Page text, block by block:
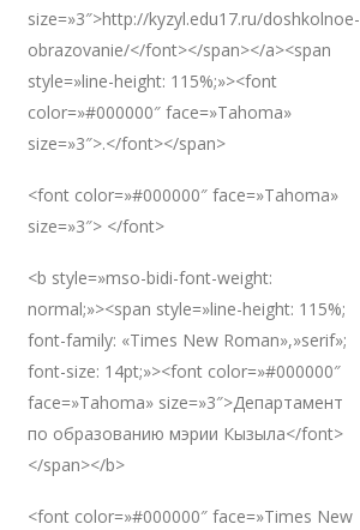
size=»3″>http://kyzyl.edu17.ru/doshkolnoe-
obrazovanie/</font></span></a><span
style=»line-height: 115%;»><font
color=»#000000″ face=»Tahoma»
size=»3″>.</font></span>
<font color=»#000000″ face=»Tahoma»
size=»3″> </font>
<b style=»mso-bidi-font-weight:
normal;»><span style=»line-height: 115%;
font-family: «Times New Roman»,»serif»;
font-size: 14pt;»><font color=»#000000″
face=»Tahoma» size=»3″>Департамент
по образованию мэрии Кызыла</font>
</span></b>
<font color=»#000000″ face=»Times New